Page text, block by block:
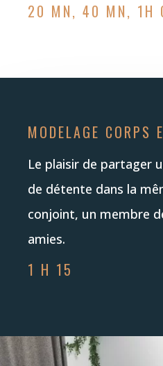
20 MN, 40 MN, 1H
MODELAGE CORPS
Le plaisir de partager
de détente dans la
conjoint, un membre
amies.
1 H 15